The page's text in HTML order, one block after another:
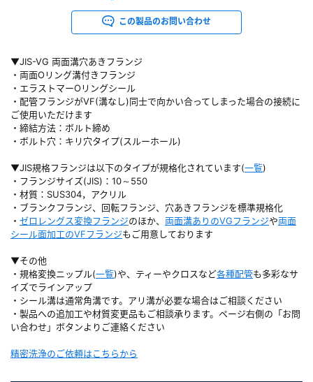
▼JIS-VG 両面溝穴あきフランジ
・両面Oリング溝付きフランジ
・エラストマーOリングシール
・配管フランジがVF(溝なし)同士で向かい合ってしまった場合の接続に
ご使用いただけます
・締結方法：ボルト締め
・ボルト穴：キリ穴タイプ(スルーホール)
▼JIS規格フランジは以下のタイプが規格化されています(一覧)
・フランジサイズ(JIS)：10～550
・材質：SUS304，アクリル
・ブランクフランジ、回転フランジ、穴あきフランジを標準規格化
・ ゼロレングス変換フランジのほか、 両面溝ありのVGフランジや両面
シール面加工のVFフランジもご用意しております
▼その他
・規格変換ニップル(一覧)や、ティーやクロスなど各種配管も多彩なサ
イズでラインアップ
・シール溝は通常角溝です。アリ溝が必要な場合はご相談ください
・製品への追加工や材質変更品もご相談承ります。ページ右側の「お問
い合わせ」ボタンよりご連絡ください
精密洗浄のご依頼はこちらから
この製品のお問い合わせ